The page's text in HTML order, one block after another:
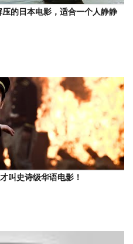
压的日本电影，适合一个人静静
叫史诗级华语电影！